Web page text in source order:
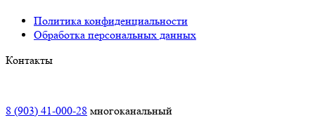
Политика конфиденциальности
Обработка персональных данных
Контакты
8 (903) 41-000-28 многоканальный